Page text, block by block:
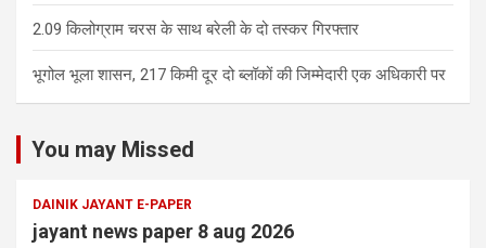
2.09 किलोग्राम चरस के साथ बरेली के दो तस्कर गिरफ्तार
भूगोल भूला शासन, 217 किमी दूर दो ब्लॉकों की जिम्मेदारी एक अधिकारी पर
You may Missed
DAINIK JAYANT E-PAPER
jayant news paper 8 aug 2026